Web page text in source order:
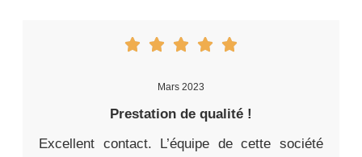
Mars 2023
Prestation de qualité !
Excellent contact. L’équipe de cette société